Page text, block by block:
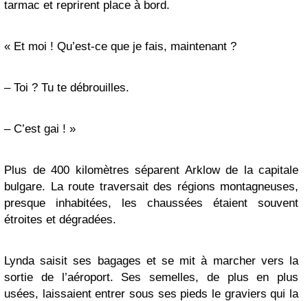
tarmac et reprirent place à bord.
« Et moi ! Qu’est-ce que je fais, maintenant ?
– Toi ? Tu te débrouilles.
– C’est gai ! »
Plus de 400 kilomètres séparent Arklow de la capitale
bulgare. La route traversait des régions montagneuses,
presque inhabitées, les chaussées étaient souvent
étroites et dégradées.
Lynda saisit ses bagages et se mit à marcher vers la
sortie de l’aéroport. Ses semelles, de plus en plus
usées, laissaient entrer sous ses pieds le graviers qui la